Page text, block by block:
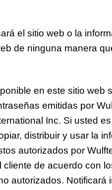
el sitio web o la
de ninguna manera
en este sitio
emitidas por
Inc. Si usted
distribuir y usar la
autorizados por
de acuerdo con
autorizados.